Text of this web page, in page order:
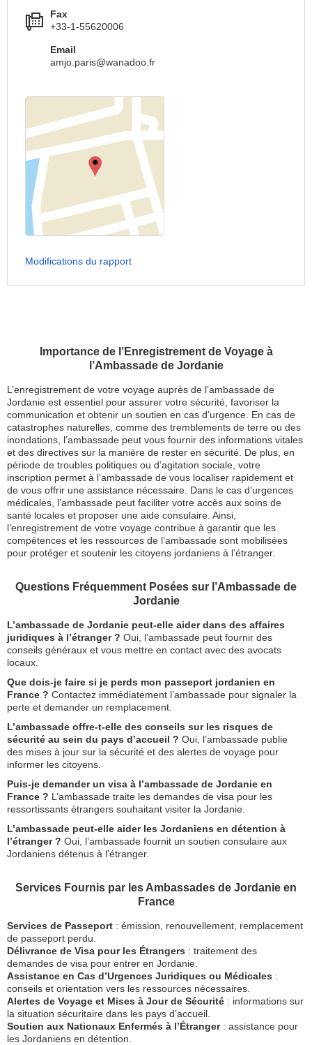
Importance de l’Enregistrement de Voyage à
l’Ambassade de Jordanie
L’enregistrement de votre voyage auprès de l’ambassade de
Jordanie est essentiel pour assurer votre sécurité, favoriser la
communication et obtenir un soutien en cas d’urgence. En cas de
catastrophes naturelles, comme des tremblements de terre ou des
inondations, l’ambassade peut vous fournir des informations vitales
et des directives sur la manière de rester en sécurité. De plus, en
période de troubles politiques ou d’agitation sociale, votre
inscription permet à l’ambassade de vous localiser rapidement et
de vous offrir une assistance nécessaire. Dans le cas d’urgences
médicales, l’ambassade peut faciliter votre accès aux soins de
santé locales et proposer une aide consulaire. Ainsi,
l’enregistrement de votre voyage contribue à garantir que les
compétences et les ressources de l’ambassade sont mobilisées
pour protéger et soutenir les citoyens jordaniens à l’étranger.
Questions Fréquemment Posées sur l’Ambassade de
Jordanie
L’ambassade de Jordanie peut-elle aider dans des affaires
juridiques à l’étranger ? Oui, l’ambassade peut fournir des
conseils généraux et vous mettre en contact avec des avocats
locaux.
Que dois-je faire si je perds mon passeport jordanien en
France ? Contactez immédiatement l’ambassade pour signaler la
perte et demander un remplacement.
L’ambassade offre-t-elle des conseils sur les risques de
sécurité au sein du pays d’accueil ? Oui, l’ambassade publie
des mises à jour sur la sécurité et des alertes de voyage pour
informer les citoyens.
Puis-je demander un visa à l’ambassade de Jordanie en
France ? L’ambassade traite les demandes de visa pour les
ressortissants étrangers souhaitant visiter la Jordanie.
L’ambassade peut-elle aider les Jordaniens en détention à
l’étranger ? Oui, l’ambassade fournit un soutien consulaire aux
Jordaniens détenus à l’étranger.
Services Fournis par les Ambassades de Jordanie en
France
Services de Passeport : émission, renouvellement, remplacement
de passeport perdu.
Délivrance de Visa pour les Étrangers : traitement des
demandes de visa pour entrer en Jordanie.
Assistance en Cas d’Urgences Juridiques ou Médicales :
conseils et orientation vers les ressources nécessaires.
Alertes de Voyage et Mises à Jour de Sécurité : informations sur
la situation sécuritaire dans les pays d’accueil.
Soutien aux Nationaux Enfermés à l’Étranger: assistance pour
les Jordaniens en détention.
Fax
+33-1-55620006
Email
amjo.paris@wanadoo.fr
Modifications du rapport